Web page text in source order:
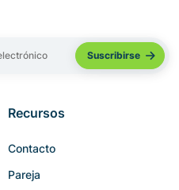
Recursos
Contacto
Pareja